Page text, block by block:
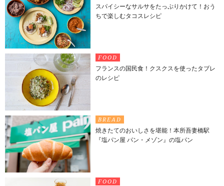
スパイシーなサルサをたっぷりかけて！おう
ちで楽しむタコスレシピ
FOOD
フランスの国民食！クスクスを使ったタブレ
のレシピ
BREAD
焼きたてのおいしさを堪能！本所吾妻橋駅
『塩パン屋 パン・メゾン』の塩パン
FOOD